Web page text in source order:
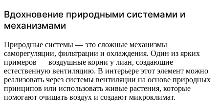
Вдохновение природными системами и
механизмами
Природные системы — это сложные механизмы
саморегуляции, фильтрации и охлаждения. Один из ярких
примеров — воздушные корни у лиан, создающие
естественную вентиляцию. В интерьере этот элемент можно
реализовать через системы вентиляции на основе природных
принципов или использовать живые растения, которые
помогают очищать воздух и создают микроклимат.